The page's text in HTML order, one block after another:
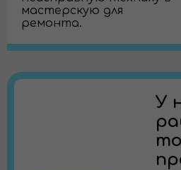
мастерскую для
ремонта.
У